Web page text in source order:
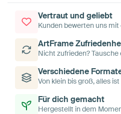
Vertraut und geliebt
Kunden bewerten uns mit
ArtFrame
Nicht zufrieden? Tausche
Verschiedene
Von klein bis groß, alles
Für dich gemacht
Hergestellt in dem